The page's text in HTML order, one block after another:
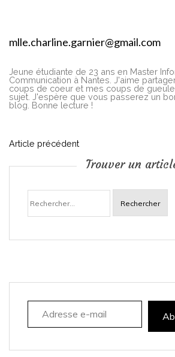
mlle.charline.garnier@gmail.com
Jeune étudiante de 23 ans en Master
Communication à Nantes. J'aime
coups de coeur et mes coups de
sujet. J'espère que vous passerez un
blog. Bonne lecture !
N
i
a
Article précédent
Trouver un
Rechercher :
Adresse e-mail